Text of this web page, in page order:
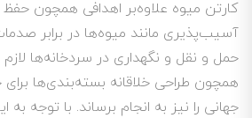
کارتن میوه علاوه‌بر اهدافی همچون
آسیب‌پذیری مانند میوه‌ها در برابر
حمل و نقل و نگهداری در سردخانه‌ها لازم
همچون طراحی خلاقانه بسته‌بندی‌ها
جهانی را نیز به انجام برساند. با توجه